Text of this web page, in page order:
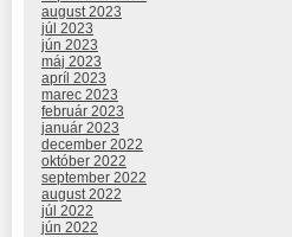
august 2023
júl 2023
jún 2023
máj 2023
apríl 2023
marec 2023
február 2023
január 2023
december 2022
október 2022
september 2022
august 2022
júl 2022
jún 2022